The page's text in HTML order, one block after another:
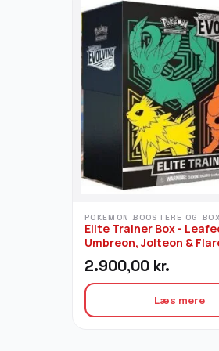
POKEMON BOOSTERE OG
Elite Trainer Box -
Umbreon, Jolteon &
SWSH Evolving Skies
2.900,00 kr.
Læs mere